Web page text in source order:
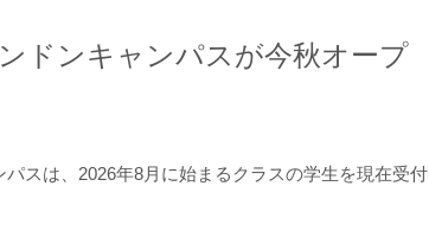
ドンキャンパスが今秋オープ
スは、2026年8月に始まるクラスの学生を現在受付